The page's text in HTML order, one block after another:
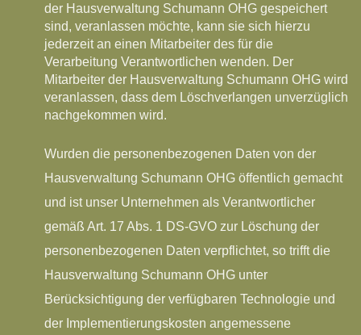
der Hausverwaltung Schumann OHG gespeichert
sind, veranlassen möchte, kann sie sich hierzu
jederzeit an einen Mitarbeiter des für die
Verarbeitung Verantwortlichen wenden. Der
Mitarbeiter der Hausverwaltung Schumann OHG wird
veranlassen, dass dem Löschverlangen unverzüglich
nachgekommen wird.
Wurden die personenbezogenen Daten von der
Hausverwaltung Schumann OHG öffentlich gemacht
und ist unser Unternehmen als Verantwortlicher
gemäß Art. 17 Abs. 1 DS-GVO zur Löschung der
personenbezogenen Daten verpflichtet, so trifft die
Hausverwaltung Schumann OHG unter
Berücksichtigung der verfügbaren Technologie und
der Implementierungskosten angemessene